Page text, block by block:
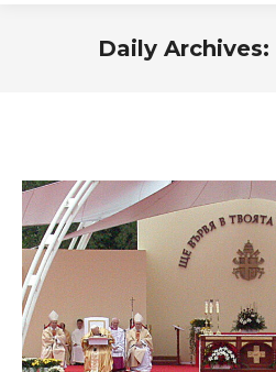
Daily Archives: